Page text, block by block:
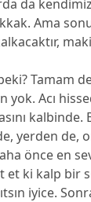
da
Ama
Tamam
yok. Acı
yerden de,
önce en
et ki kalp bir
iyice.